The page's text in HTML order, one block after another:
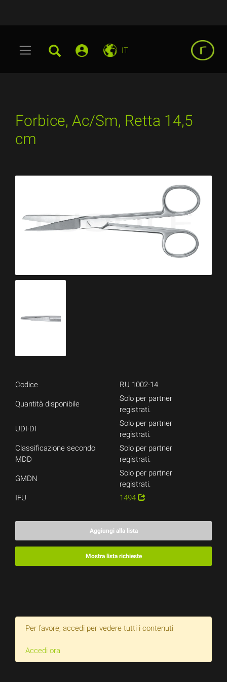
IT
Forbice, Ac/Sm, Retta 14,5
cm
Codice RU 1002-14
Quantità disponibile
Solo per partner
registrati.
UDI-DI
Solo per partner
registrati.
Classificazione secondo
MDD
Solo per partner
registrati.
GMDN
Solo per partner
registrati.
IFU
1494
Aggiungi alla lista
Mostra lista richieste
Per favore, accedi per vedere tutti i contenuti
Accedi ora